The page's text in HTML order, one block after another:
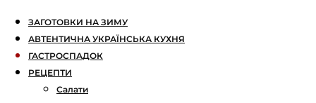
ЗАГОТОВКИ НА ЗИМУ
АВТЕНТИЧНА УКРАЇНСЬКА КУХНЯ
ГАСТРОСПАДОК
РЕЦЕПТИ
Салати